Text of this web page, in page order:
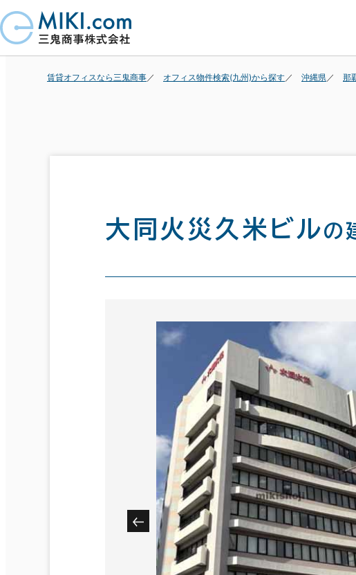
賃貸オフィスなら三鬼商事 オフィス物件検索(九州)から探す 沖縄県 那
大同火災久米ビルの